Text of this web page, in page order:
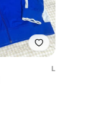
L